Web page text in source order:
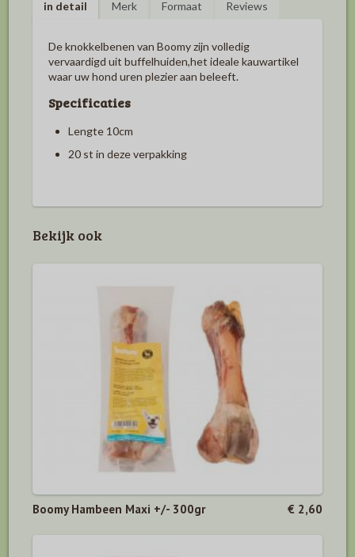
in detail Merk Formaat Reviews
De knokkelbenen van Boomy zijn volledig
vervaardigd uit buffelhuiden,het ideale kauwartikel
waar uw hond uren plezier aan beleeft.
Specificaties
Lengte 10cm
20 st in deze verpakking
Bekijk ook
Boomy Hambeen Maxi +/- 300gr € 2,60